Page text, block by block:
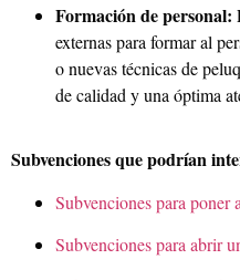
Formación de personal:
externas para formar al
o nuevas técnicas de
de calidad y una óptima
Subvenciones que podrían
Subvenciones para poner
Subvenciones para abrir